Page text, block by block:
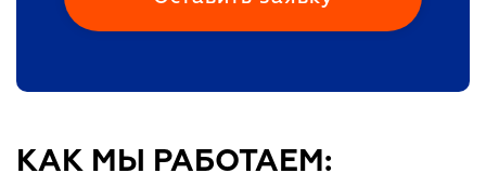
КАК МЫ РАБОТАЕМ: